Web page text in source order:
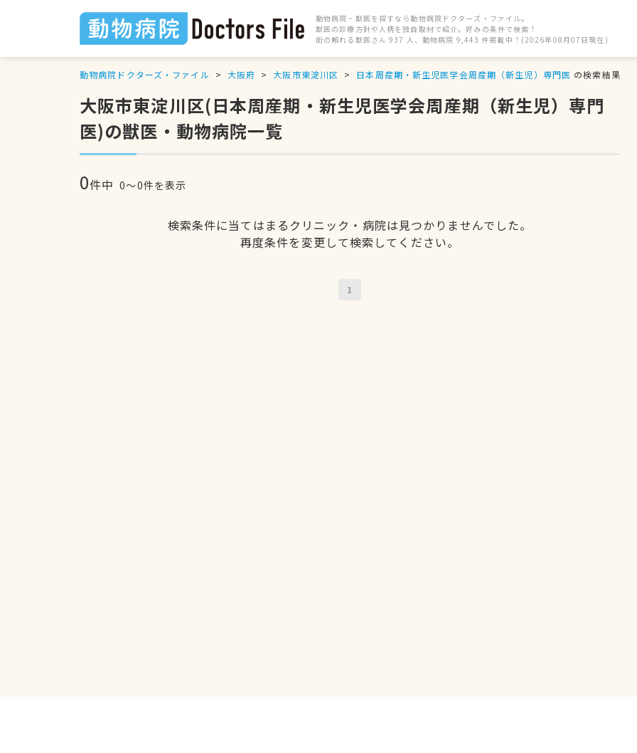
動物病院・獣医を探すなら動物病院ドクターズ・ファイル。
獣医の診療方針や人柄を独自取材で紹介。好みの条件で検索！
街の頼れる獣医さん 937 人、動物病院 9,443 件掲載中！(2026年08月07日現在)
動物病院ドクターズ・ファイル 大阪府 大阪市東淀川区 日本周産期・新生児医学会周産期（新生児）専門医 の検索結果
大阪市東淀川区(日本周産期・新生児医学会周産期（新生児）専門
医)の獣医・動物病院一覧
0件中 0〜0件を表示
検索条件に当てはまるクリニック・病院は見つかりませんでした。
再度条件を変更して検索してください。
1